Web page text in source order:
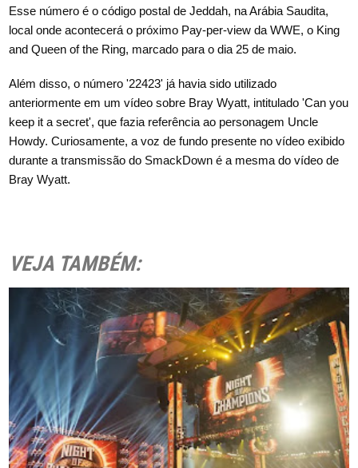
Esse número é o código postal de Jeddah, na Arábia Saudita,
local onde acontecerá o próximo Pay-per-view da WWE, o King
and Queen of the Ring, marcado para o dia 25 de maio.
Além disso, o número '22423' já havia sido utilizado
anteriormente em um vídeo sobre Bray Wyatt, intitulado 'Can you
keep it a secret', que fazia referência ao personagem Uncle
Howdy. Curiosamente, a voz de fundo presente no vídeo exibido
durante a transmissão do SmackDown é a mesma do vídeo de
Bray Wyatt.
VEJA TAMBÉM: